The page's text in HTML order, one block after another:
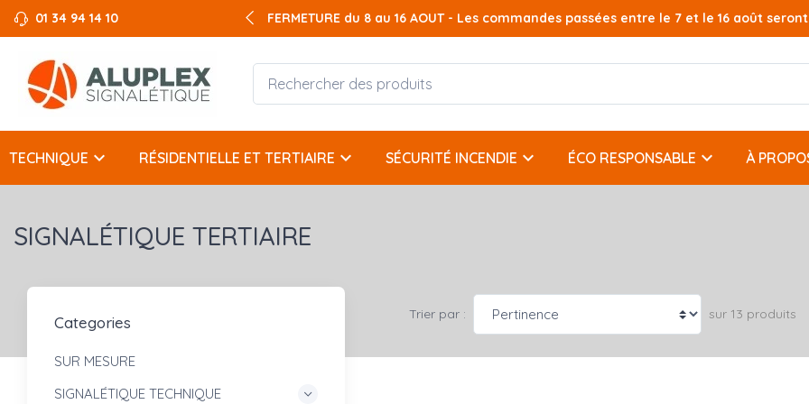
01 34 94 14 10 FERMETURE du 8 au 16 AOUT - Les commandes passées entre le 7 et le 16 août
TECHNIQUE keyboard_arrow_down RÉSIDENTIELLE ET TERTIAIRE keyboard_arrow_down SÉCURITÉ INCENDIE keyboard_arrow_down ÉCO RESPONSABLE keyboard_arrow_down À
SIGNALÉTIQUE TERTIAIRE
Categories
SUR MESURE
SIGNALÉTIQUE TECHNIQUE
Trier par : sur 13 produits